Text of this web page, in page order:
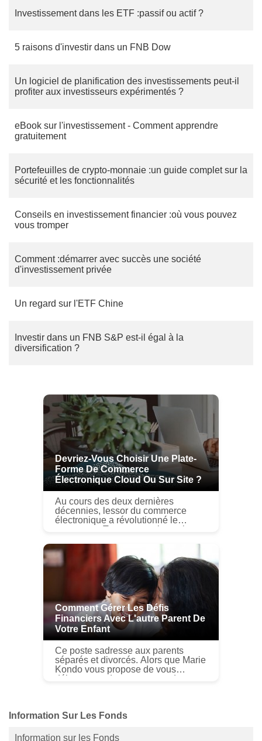
Investissement dans les ETF :passif ou actif ?
5 raisons d'investir dans un FNB Dow
Un logiciel de planification des investissements peut-il
profiter aux investisseurs expérimentés ?
eBook sur l'investissement - Comment apprendre
gratuitement
Portefeuilles de crypto-monnaie :un guide complet sur la
sécurité et les fonctionnalités
Conseils en investissement financier :où vous pouvez
vous tromper
Comment :démarrer avec succès une société
d'investissement privée
Un regard sur l'ETF Chine
Investir dans un FNB S&P est-il égal à la
diversification ?
Devriez-Vous Choisir Une Plate-
Forme De Commerce
Électronique Cloud Ou Sur Site ?
Au cours des deux dernières
décennies, lessor du commerce
électronique a révolutionné le
commerce. Toute entreprise qui
produits et services en ligne dépend
de sa pla...
Comment Gérer Les Défis
Financiers Avec L'autre Parent De
Votre Enfant
Ce poste sadresse aux parents
séparés et divorcés. Alors que Marie
Kondo vous propose de vous
débarrasser des personnes de votre
Information Sur Les Fonds
Information sur les Fonds